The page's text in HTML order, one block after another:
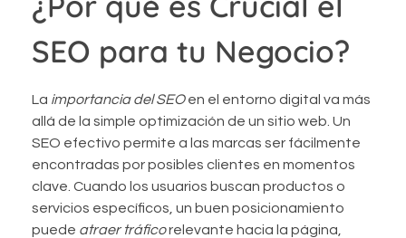
SEO para tu Negocio?
La importancia del SEOen el entorno digital va más
allá de la simple optimización de un sitio web. Un
SEO efectivo permite a las marcas ser fácilmente
encontradas por posibles clientes en momentos
clave. Cuando los usuarios buscan productos o
servicios específicos, un buen posicionamiento
puede atraer tráficorelevante hacia la página,